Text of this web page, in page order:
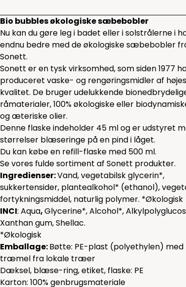
Bio bubbles økologiske sæbebobler
Nu kan du gøre leg i badet eller i solstrålerne i
endnu bedre med de økologiske sæbebobler
Sonett.
Sonett er en tysk virksomhed, som siden 1977
produceret vaske- og rengøringsmidler af
kvalitet. De bruger udelukkende
råmaterialer, 100% økologiske eller
og æteriske olier.
Denne flaske indeholder 45 ml og er udstyret
størrelser blæseringe på en pind i låget.
Du kan købe en refill-flaske med 500 ml.
Se vores fulde sortiment af Sonett produkter.
Ingredienser:Vand, vegetabilsk glycerin*,
sukkertensider, plantealkohol* (ethanol),
fortykningsmiddel, naturlig polymer. *Økologisk
INCI: Aqua,Glycerine*, Alcohol*,
Xanthan gum, Shellac.
*Økologisk
Emballage:Bøtte: PE-plast (polyethylen) med
træmel fra lokale træer
Dæksel, blæse-ring, etiket, flaske: PE
Karton: 100% genbrugsmateriale